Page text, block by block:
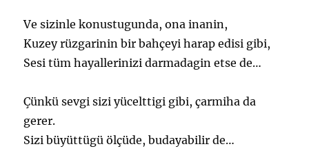
Ve sizinle konustugunda, ona inanin,
Kuzey rüzgarinin bir bahçeyi harap edisi gibi,
Sesi tüm hayallerinizi darmadagin etse de…
Çünkü sevgi sizi yücelttigi gibi, çarmiha da
gerer.
Sizi büyüttügü ölçüde, budayabilir de…